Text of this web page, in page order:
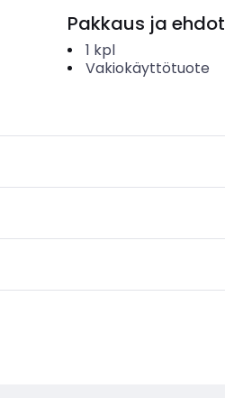
Pakkaus ja ehdot
1 kpl
Vakiokäyttötuote